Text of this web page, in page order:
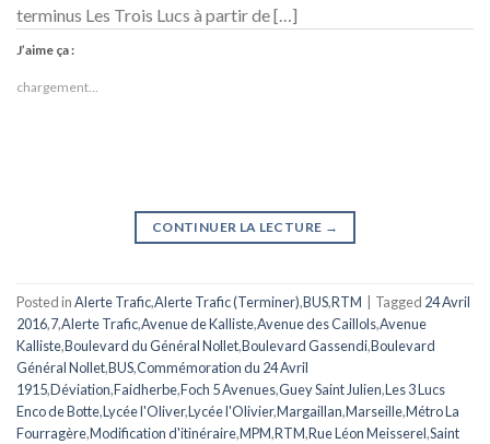
terminus Les Trois Lucs à partir de […]
J’aime ça :
chargement…
CONTINUER LA LECTURE →
Posted inAlerte Trafic,Alerte Trafic (Terminer),BUS,RTM Tagged 24 Avril
2016,7,Alerte Trafic,Avenue de Kalliste,Avenue des Caillols,Avenue
Kalliste,Boulevard du Général Nollet,Boulevard Gassendi,Boulevard
Général Nollet,BUS,Commémoration du 24 Avril
1915,Déviation,Faidherbe,Foch 5 Avenues,Guey Saint Julien,Les 3 Lucs
Enco de Botte,Lycée l'Oliver,Lycée l'Olivier,Margaillan,Marseille,Métro La
Fourragère,Modification d'itinéraire,MPM,RTM,Rue Léon Meisserel,Saint